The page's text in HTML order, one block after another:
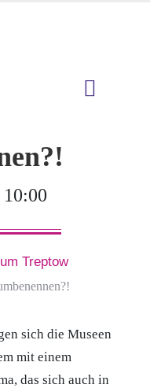
Treptow
sich die Museen
mit einem
das sich auch in